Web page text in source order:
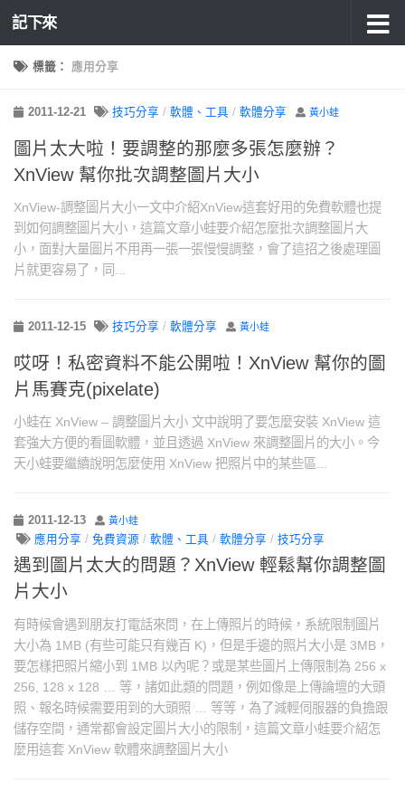
記下來
標籤： 應用分享
2011-12-21 技巧分享 / 軟體、工具 / 軟體分享 黃小蛙
圖片太大啦！要調整的那麼多張怎麼辦？
XnView 幫你批次調整圖片大小
XnView-調整圖片大小一文中介紹XnView這套好用的免費軟體也提
到如何調整圖片大小，這篇文章小蛙要介紹怎麼批次調整圖片大
小，面對大量圖片不用再一張一張慢慢調整，會了這招之後處理圖
片就更容易了，同...
2011-12-15 技巧分享 / 軟體分享 黃小蛙
哎呀！私密資料不能公開啦！XnView 幫你的圖
片馬賽克(pixelate)
小蛙在 XnView – 調整圖片大小 文中說明了要怎麼安裝 XnView 這
套強大方便的看圖軟體，並且透過 XnView 來調整圖片的大小。今
天小蛙要繼續說明怎麼使用 XnView 把照片中的某些區...
2011-12-13
應用分享 / 免費資源 / 軟體、工具 / 軟體分享 / 技巧分享
黃小蛙
遇到圖片太大的問題？XnView 輕鬆幫你調整圖
片大小
有時候會遇到朋友打電話來問，在上傳照片的時候，系統限制圖片
大小為 1MB (有些可能只有幾百 K)，但是手邊的照片大小是 3MB，
要怎樣把照片縮小到 1MB 以內呢？或是某些圖片上傳限制為 256 x
256, 128 x 128 … 等，諸如此類的問題，例如像是上傳論壇的大頭
照、報名時候需要用到的大頭照 … 等等，為了減輕伺服器的負擔跟
儲存空間，通常都會設定圖片大小的限制，這篇文章小蛙要介紹怎
麼用這套 XnView 軟體來調整圖片大小